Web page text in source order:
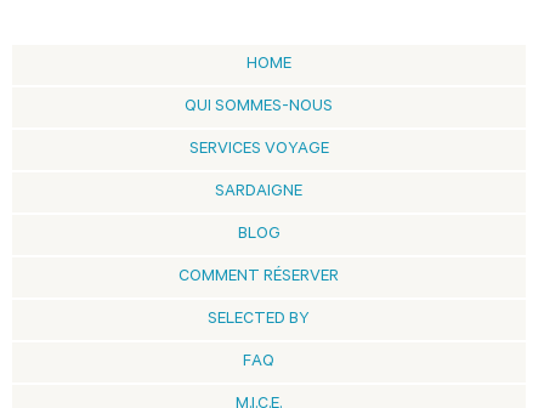
HOME
QUI SOMMES-NOUS
SERVICES VOYAGE
SARDAIGNE
BLOG
COMMENT RÉSERVER
SELECTED BY
FAQ